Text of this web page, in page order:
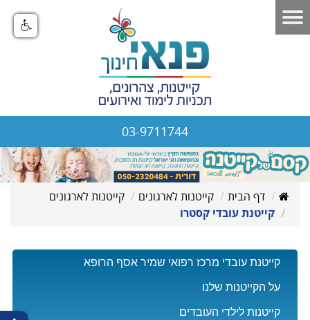
03-9711744
דף הבית קייטנות לארגונים
קייטנות לארגונים
קייטנת עובדי קסטרו
קייטנת עובדי מרכז רפואי שמיר אסף הרופא
על הקייטנות שלנו
קייטנות לילדי העובדים